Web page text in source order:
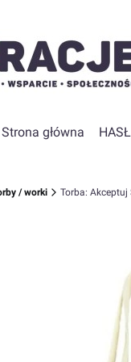
Strona główna
/ worki Torba: Akceptuj